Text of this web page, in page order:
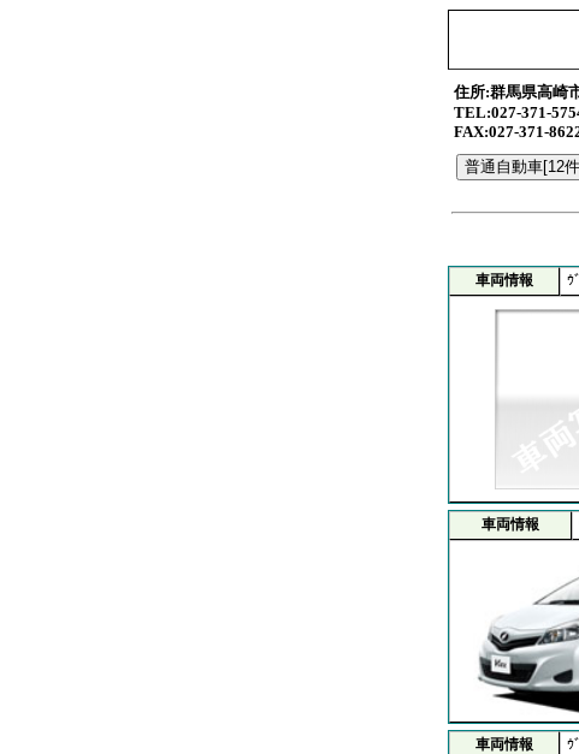
住所:群馬県高崎
TEL:027-371-
FAX:027-371-
車両情報
ｳ
車両情報
車両情報 ｳ